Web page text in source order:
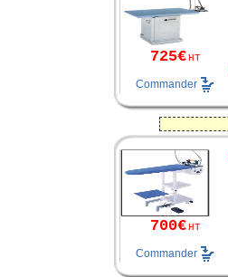
725€ HT
Commander
700€ HT
Commander